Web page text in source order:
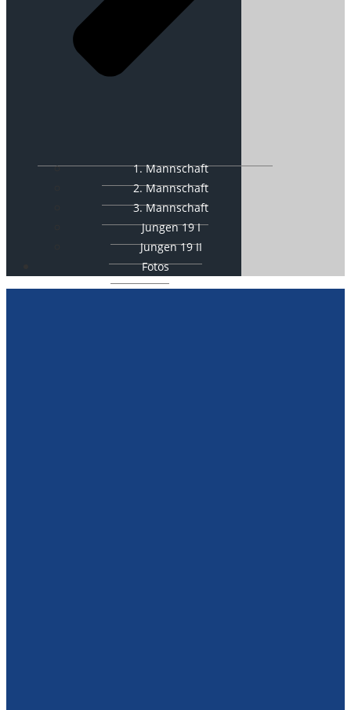
1. Mannschaft
2. Mannschaft
3. Mannschaft
Jungen 19 I
Jungen 19 II
Fotos